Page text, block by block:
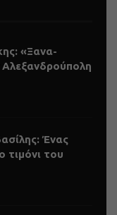
«Ξανα-
Ένας
τιμόνι του